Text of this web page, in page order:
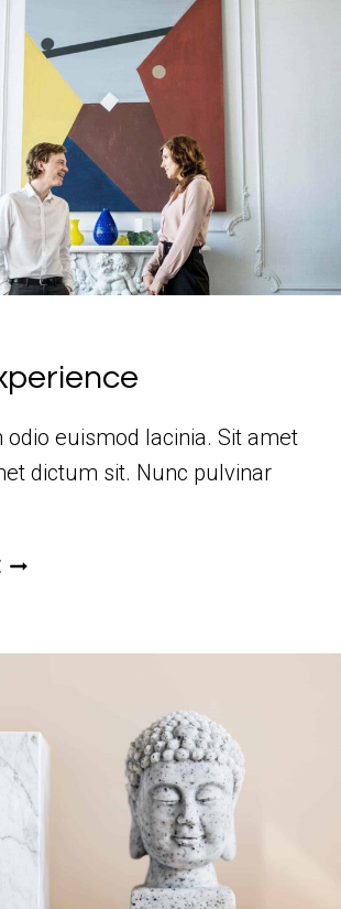
odio euismod lacinia. Sit amet
dictum sit. Nunc pulvinar
DIGITAL